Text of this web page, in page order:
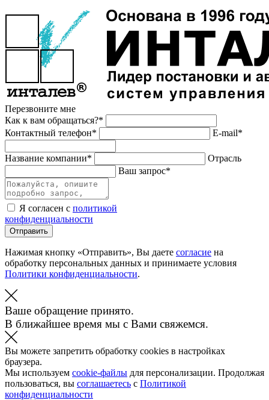
Перезвоните мне
Как к вам обращаться?*
Контактный телефон*
E-mail*
Название компании*
Отрасль
Ваш запрос*
Я согласен с политикой
конфиденциальности
Отправить
Нажимая кнопку «Отправить», Вы даете согласие на
обработку персональных данных и принимаете условия
Политики конфиденциальности.
Ваше обращение принято.
В ближайшее время мы с Вами свяжемся.
Вы можете запретить обработку cookies в настройках
браузера.
Мы используем cookie-файлы для персонализации. Продолжая
пользоваться, вы соглашаетесь с Политикой
конфиденциальности